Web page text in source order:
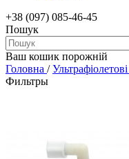
+38 (097) 085-46-45
Пошук
Ваш кошик порожній
Головна /
Фильтры